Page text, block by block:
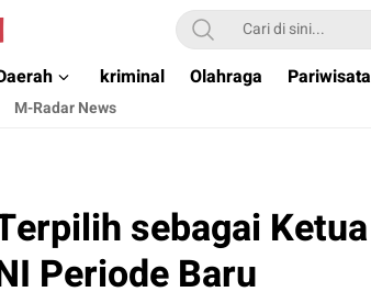
Aktual & Terpercaya )
kriminal Olahraga Pariwisata
M-Radar News
sebagai Ketua
Periode Baru